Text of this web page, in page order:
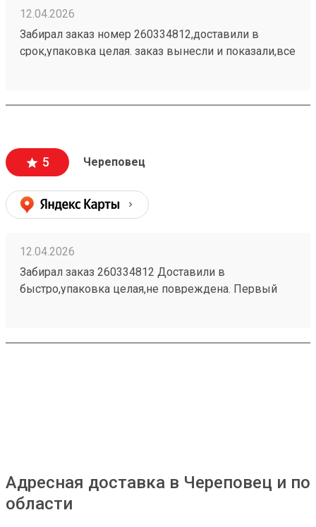
12.04.2026
Забирал заказ номер 260334812,доставили в
срок,упаковка целая. заказ вынесли и показали,все
5 Череповец
12.04.2026
Забирал заказ 260334812 Доставили в
быстро,упаковка целая,не повреждена. Первый
Посоветовал продавец эту компанию,до этого не
Адресная доставка в Череповец и по
области